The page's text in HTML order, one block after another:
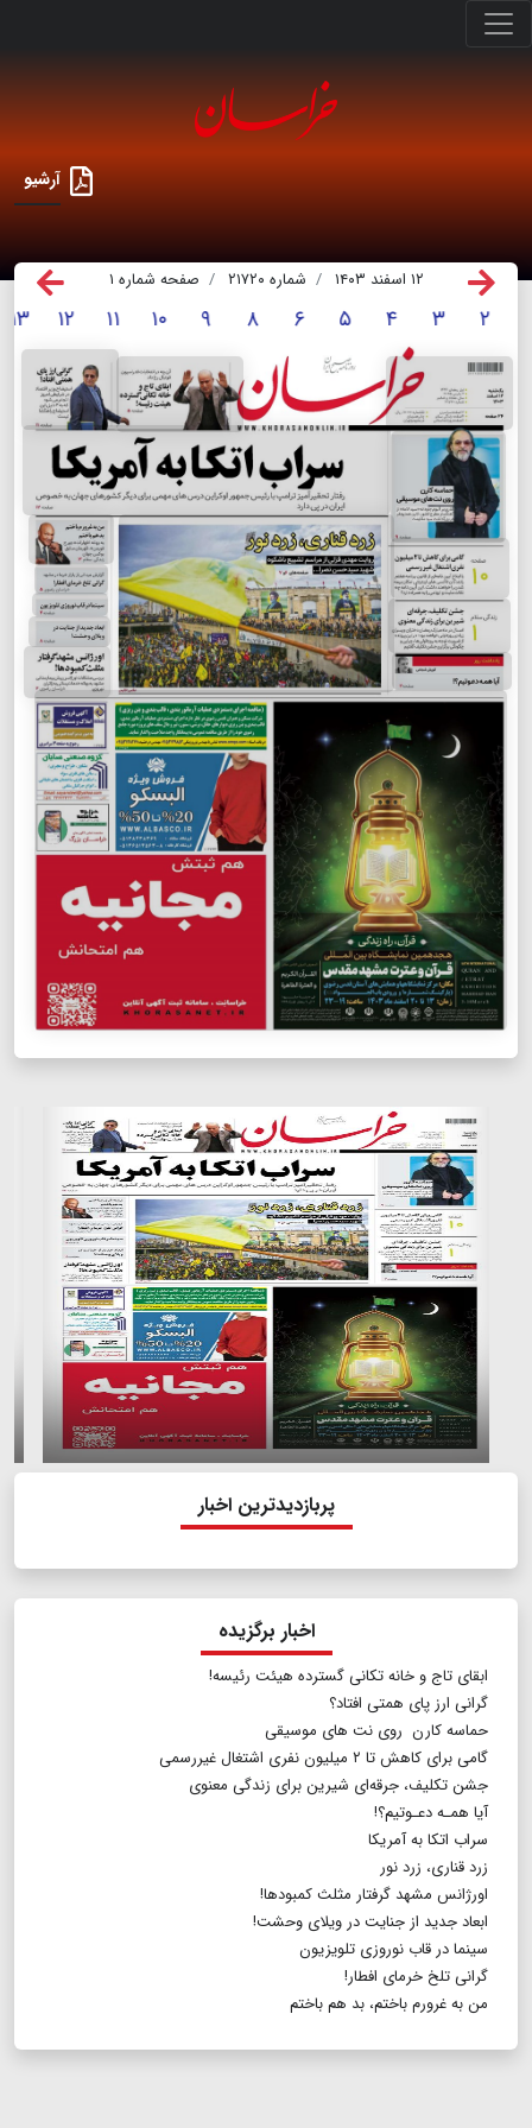
آرشیو
۱۲ اسفند ۱۴۰۳ شماره ۲۱۷۲۰ صفحه شماره ۱
۲ ۳ ۴ ۵ ۶ ۸ ۹ ۱۰ ۱۱ ۱۲ ۱۳
پربازدیدترین اخبار
اخبار برگزیده
ابقای تاج و خانه تکانی گسترده هیئت رئیسه!
گرانی ارز پای همتی افتاد؟
حماسه کارن روی نت های موسیقی
گامی برای کاهش تا ۲ میلیون نفری اشتغال غیررسمی
جشن تکلیف، جرقه‌ای شیرین برای زندگی معنوی
آیا همـه دعـوتیم؟!
سراب اتکا به آمریکا
زرد قناری، زرد نور
اورژانس مشهد گرفتار مثلث کمبودها!
ابعاد جدید از جنایت در ویلای وحشت!
سینما در قاب نوروزی تلویزیون
گرانی تلخ خرمای افطار!
من به غرورم باختم، بد هم باختم